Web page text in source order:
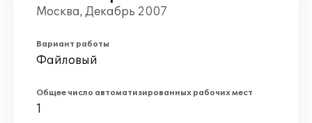
Москва, Декабрь 2007
Вариант работы
Файловый
Общее число автоматизированных рабочих мест
1